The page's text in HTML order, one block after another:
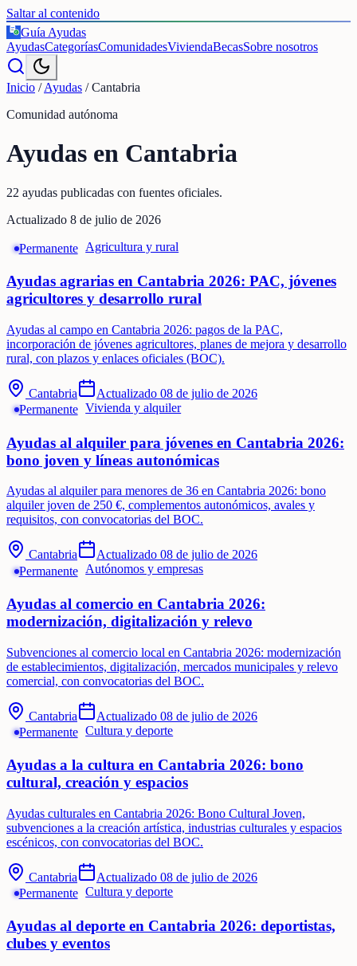
Saltar al contenido
€
Guía Ayudas
AyudasCategoríasComunidadesViviendaBecasSobre nosotros
Inicio /Ayudas /Cantabria
Comunidad autónoma
Ayudas en Cantabria
22 ayudas publicadas con fuentes oficiales.
Actualizado 8 de julio de 2026
Permanente Agricultura y rural
Ayudas agrarias en Cantabria 2026: PAC, jóvenes
agricultores y desarrollo rural
Ayudas al campo en Cantabria 2026: pagos de la PAC,
incorporación de jóvenes agricultores, planes de mejora y desarrollo
rural, con plazos y enlaces oficiales (BOC).
Cantabria Actualizado 08 de julio de 2026
Permanente Vivienda y alquiler
Ayudas al alquiler para jóvenes en Cantabria 2026:
bono joven y líneas autonómicas
Ayudas al alquiler para menores de 36 en Cantabria 2026: bono
alquiler joven de 250 €, complementos autonómicos, avales y
requisitos, con convocatorias del BOC.
Cantabria Actualizado 08 de julio de 2026
Permanente Autónomos y empresas
Ayudas al comercio en Cantabria 2026:
modernización, digitalización y relevo
Subvenciones al comercio local en Cantabria 2026: modernización
de establecimientos, digitalización, mercados municipales y relevo
comercial, con convocatorias del BOC.
Cantabria Actualizado 08 de julio de 2026
Permanente Cultura y deporte
Ayudas a la cultura en Cantabria 2026: bono
cultural, creación y espacios
Ayudas culturales en Cantabria 2026: Bono Cultural Joven,
subvenciones a la creación artística, industrias culturales y espacios
escénicos, con convocatorias del BOC.
Cantabria Actualizado 08 de julio de 2026
Permanente Cultura y deporte
Ayudas al deporte en Cantabria 2026: deportistas,
clubes y eventos